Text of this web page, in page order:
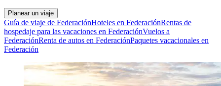
Planear un viaje
Guía de viaje de FederaciónHoteles en FederaciónRentas de
hospedaje para las vacaciones en FederaciónVuelos a
FederaciónRenta de autos en FederaciónPaquetes vacacionales en
Federación